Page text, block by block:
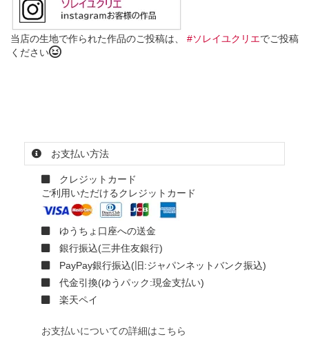
当店の生地で作られた作品のご投稿は、 #ソレイユクリエでご投稿
ください
お支払い方法
クレジットカード
ご利用いただけるクレジットカード
ゆうちょ口座への送金
銀行振込(三井住友銀行)
PayPay銀行振込(旧:ジャパンネットバンク振込)
代金引換(ゆうパック:現金支払い)
楽天ペイ
お支払いについての詳細はこちら